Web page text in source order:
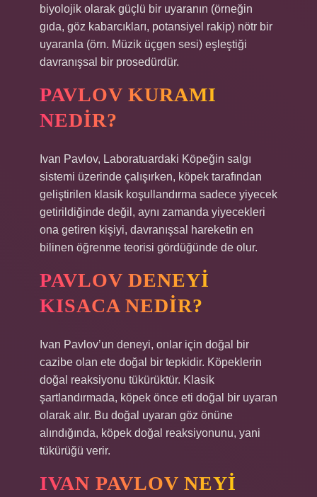
biyolojik olarak güçlü bir uyaranın (örneğin
gıda, göz kabarcıkları, potansiyel rakip) nötr bir
uyaranla (örn. Müzik üçgen sesi) eşleştiği
davranışsal bir prosedürdür.
PAVLOV KURAMI
NEDIR?
Ivan Pavlov, Laboratuardaki Köpeğin salgı
sistemi üzerinde çalışırken, köpek tarafından
geliştirilen klasik koşullandırma sadece yiyecek
getirildiğinde değil, aynı zamanda yiyecekleri
ona getiren kişiyi, davranışsal hareketin en
bilinen öğrenme teorisi gördüğünde de olur.
PAVLOV DENEYI
KISACA NEDIR?
Ivan Pavlov’un deneyi, onlar için doğal bir
cazibe olan ete doğal bir tepkidir. Köpeklerin
doğal reaksiyonu tükürüktür. Klasik
şartlandırmada, köpek önce eti doğal bir uyaran
olarak alır. Bu doğal uyaran göz önüne
alındığında, köpek doğal reaksiyonunu, yani
tükürüğü verir.
IVAN PAVLOV NEYI